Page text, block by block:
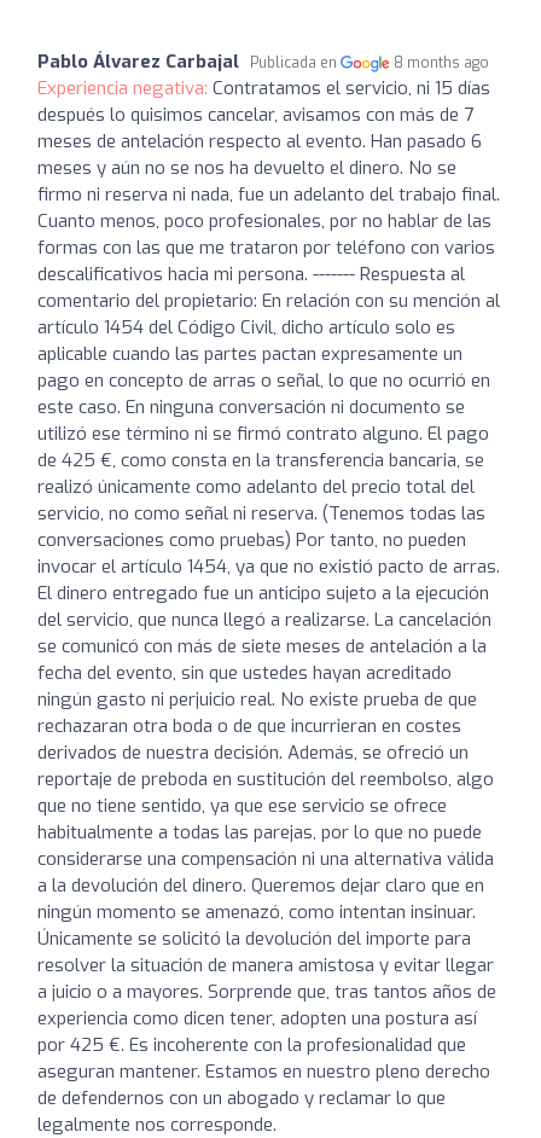
Pablo Álvarez Carbajal Publicada en 8 months ago
Experiencia negativa: Contratamos el servicio, ni 15 días
después lo quisimos cancelar, avisamos con más de 7
meses de antelación respecto al evento. Han pasado 6
meses y aún no se nos ha devuelto el dinero. No se
firmo ni reserva ni nada, fue un adelanto del trabajo final.
Cuanto menos, poco profesionales, por no hablar de las
formas con las que me trataron por teléfono con varios
descalificativos hacia mi persona. ------- Respuesta al
comentario del propietario: En relación con su mención al
artículo 1454 del Código Civil, dicho artículo solo es
aplicable cuando las partes pactan expresamente un
pago en concepto de arras o señal, lo que no ocurrió en
este caso. En ninguna conversación ni documento se
utilizó ese término ni se firmó contrato alguno. El pago
de 425 €, como consta en la transferencia bancaria, se
realizó únicamente como adelanto del precio total del
servicio, no como señal ni reserva. (Tenemos todas las
conversaciones como pruebas) Por tanto, no pueden
invocar el artículo 1454, ya que no existió pacto de arras.
El dinero entregado fue un anticipo sujeto a la ejecución
del servicio, que nunca llegó a realizarse. La cancelación
se comunicó con más de siete meses de antelación a la
fecha del evento, sin que ustedes hayan acreditado
ningún gasto ni perjuicio real. No existe prueba de que
rechazaran otra boda o de que incurrieran en costes
derivados de nuestra decisión. Además, se ofreció un
reportaje de preboda en sustitución del reembolso, algo
que no tiene sentido, ya que ese servicio se ofrece
habitualmente a todas las parejas, por lo que no puede
considerarse una compensación ni una alternativa válida
a la devolución del dinero. Queremos dejar claro que en
ningún momento se amenazó, como intentan insinuar.
Únicamente se solicitó la devolución del importe para
resolver la situación de manera amistosa y evitar llegar
a juicio o a mayores. Sorprende que, tras tantos años de
experiencia como dicen tener, adopten una postura así
por 425 €. Es incoherente con la profesionalidad que
aseguran mantener. Estamos en nuestro pleno derecho
de defendernos con un abogado y reclamar lo que
legalmente nos corresponde.